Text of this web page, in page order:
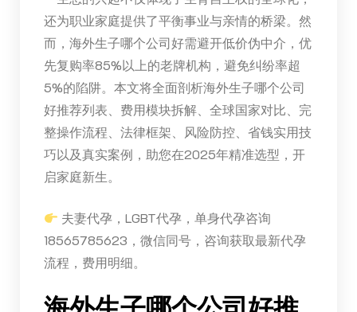
还为职业家庭提供了平衡事业与亲情的桥梁。然
而，海外生子哪个公司好需避开低价伪中介，优
先复购率85%以上的老牌机构，避免纠纷率超
5%的陷阱。本文将全面剖析海外生子哪个公司
好推荐列表、费用模块拆解、全球国家对比、完
整操作流程、法律框架、风险防控、省钱实用技
巧以及真实案例，助您在2025年精准选型，开
启家庭新生。
夫妻代孕，LGBT代孕，单身代孕咨询
18565785623，微信同号，咨询获取最新代孕
流程，费用明细。